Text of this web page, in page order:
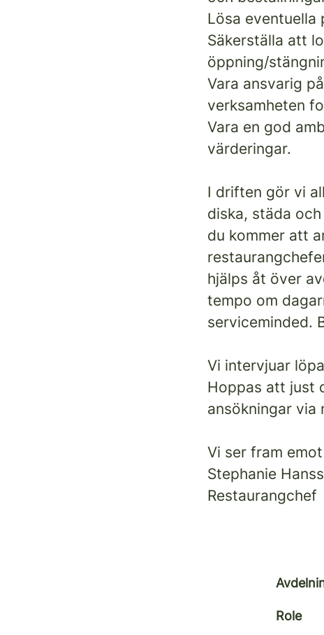
Lösa
Säkerställa att
öppning/
Vara ansvarig
verksamheten
Vara en god
värderingar.
I driften gör vi
diska, städa
du kommer att
hjälps åt över
tempo om
serviceminded.
Vi intervjuar
Hoppas att just
ansökningar via
Vi ser fram
Stephanie
Restaurangchef
Role